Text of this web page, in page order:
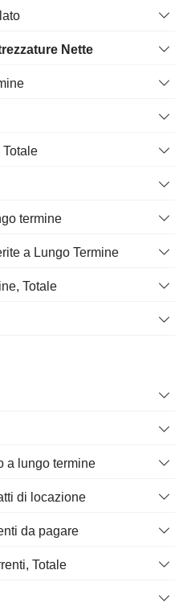
Nette
termine
a Lungo Termine
Totale
a lungo termine
di locazione
da pagare
Totale